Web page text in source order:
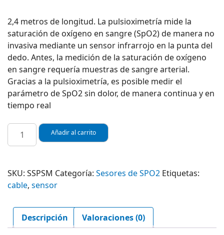
2,4 metros de longitud. La pulsioximetría mide la
saturación de oxígeno en sangre (SpO2) de manera no
invasiva mediante un sensor infrarrojo en la punta del
dedo. Antes, la medición de la saturación de oxígeno
en sangre requería muestras de sangre arterial.
Gracias a la pulsioximetría, es posible medir el
parámetro de SpO2 sin dolor, de manera continua y en
tiempo real
SENSOR
ADULTO
PARA
DE
SIGNOS
Añadir al carrito
SKU: SSPSM Categoría: Sesores de SPO2 Etiquetas:
cable, sensor
Descripción Valoraciones (0)